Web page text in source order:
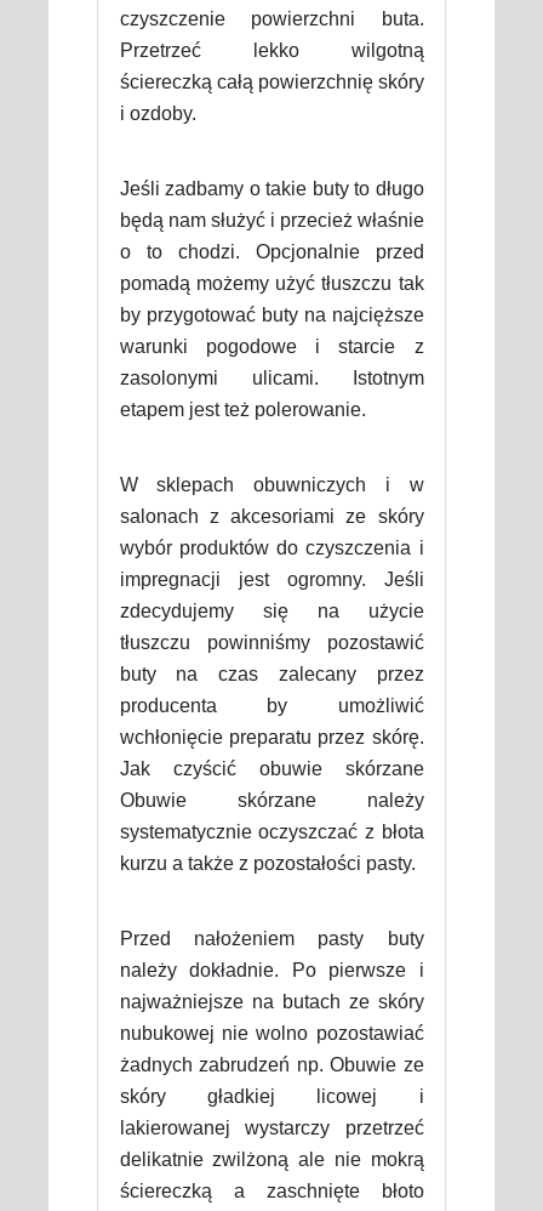
czyszczenie powierzchni buta.
Przetrzeć lekko wilgotną
ściereczką całą powierzchnię skóry
i ozdoby.
Jeśli zadbamy o takie buty to długo
będą nam służyć i przecież właśnie
o to chodzi. Opcjonalnie przed
pomadą możemy użyć tłuszczu tak
by przygotować buty na najcięższe
warunki pogodowe i starcie z
zasolonymi ulicami. Istotnym
etapem jest też polerowanie.
W sklepach obuwniczych i w
salonach z akcesoriami ze skóry
wybór produktów do czyszczenia i
impregnacji jest ogromny. Jeśli
zdecydujemy się na użycie
tłuszczu powinniśmy pozostawić
buty na czas zalecany przez
producenta by umożliwić
wchłonięcie preparatu przez skórę.
Jak czyścić obuwie skórzane
Obuwie skórzane należy
systematycznie oczyszczać z błota
kurzu a także z pozostałości pasty.
Przed nałożeniem pasty buty
należy dokładnie. Po pierwsze i
najważniejsze na butach ze skóry
nubukowej nie wolno pozostawiać
żadnych zabrudzeń np. Obuwie ze
skóry gładkiej licowej i
lakierowanej wystarczy przetrzeć
delikatnie zwilżoną ale nie mokrą
ściereczką a zaschnięte błoto